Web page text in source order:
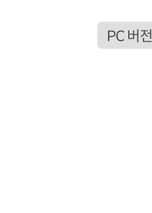
PC 버전